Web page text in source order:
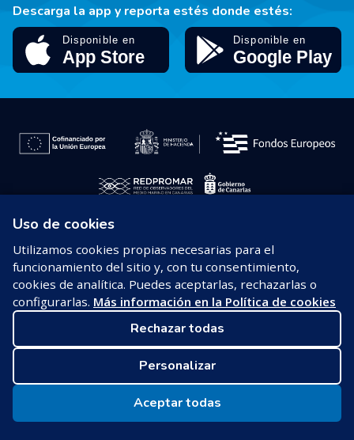
Descarga la app y reporta estés donde estés:
© 2026 REDPROMAR
Aviso legal
Política de privacidad
Política de cookies
Configurar cookies
Seleccionar idioma
Uso de cookies
Utilizamos cookies propias necesarias para el
funcionamiento del sitio y, con tu consentimiento,
cookies de analítica. Puedes aceptarlas, rechazarlas o
configurarlas. Más información en la Política de cookies
Rechazar todas
Personalizar
Aceptar todas